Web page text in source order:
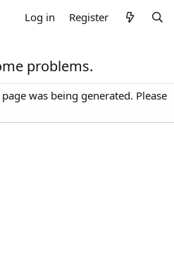
Log in Register
problems.
was being generated. Please